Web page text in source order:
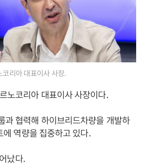
코리아 대표이사 사장.
노코리아 대표이사 사장이다.
과 협력해 하이브리드차량을 개발하
에 역량을 집중하고 있다.
났다.